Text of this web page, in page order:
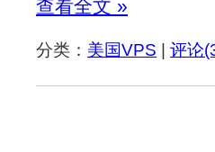
查看全文 »
分类： 美国VPS 评论